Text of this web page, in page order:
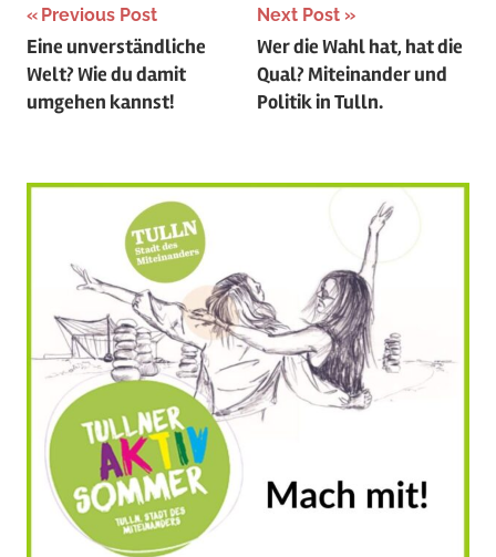
Beitragsnavigation
Previous Post
Eine unverständliche
Welt? Wie du damit
umgehen kannst!
Next Post
Wer die Wahl hat, hat die
Qual? Miteinander und
Politik in Tulln.